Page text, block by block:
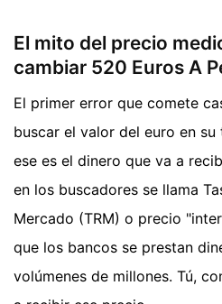
El mito del precio
cambiar 520 Euros A
El primer error que comete
buscar el valor del euro en
ese es el dinero que va a
en los buscadores se llama
Mercado (TRM) o precio
que los bancos se prestan
volúmenes de millones. Tú,